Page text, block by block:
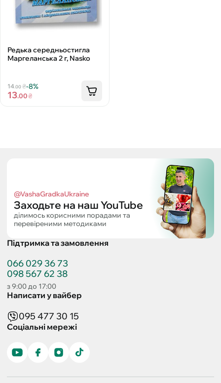
Редька середньостигла
Маргеланська 2 г, Nasko
14.00₴-8%
13.00₴
@VashaGradkaUkraine
Заходьте на наш YouTube
ділимось корисними порадами та
перевіреними методиками
Підтримка та замовлення
066 029 36 73
098 567 62 38
з 9:00 до 17:00
Написати у вайбер
095 477 30 15
Соціальні мережі